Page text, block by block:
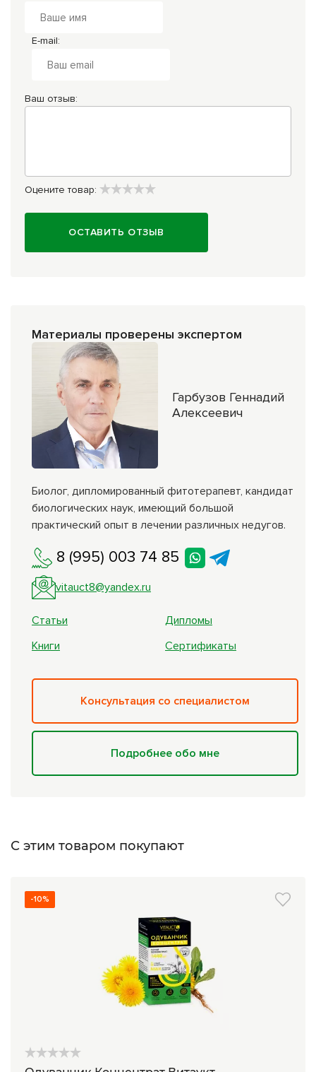
E-mail:
Ваш отзыв:
Оцените товар:
ОСТАВИТЬ ОТЗЫВ
Материалы проверены экспертом
Биолог, дипломированный фитотерапевт, кандидат
биологических наук, имеющий большой
практический опыт в лечении различных недугов.
8 (995) 003 74 85
vitauct8@yandex.ru
Статьи
Дипломы
Книги
Сертификаты
Консультация со специалистом
Подробнее обо мне
Гарбузов Геннадий
Алексеевич
С этим товаром покупают
-10%